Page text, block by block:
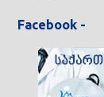
Facebook -